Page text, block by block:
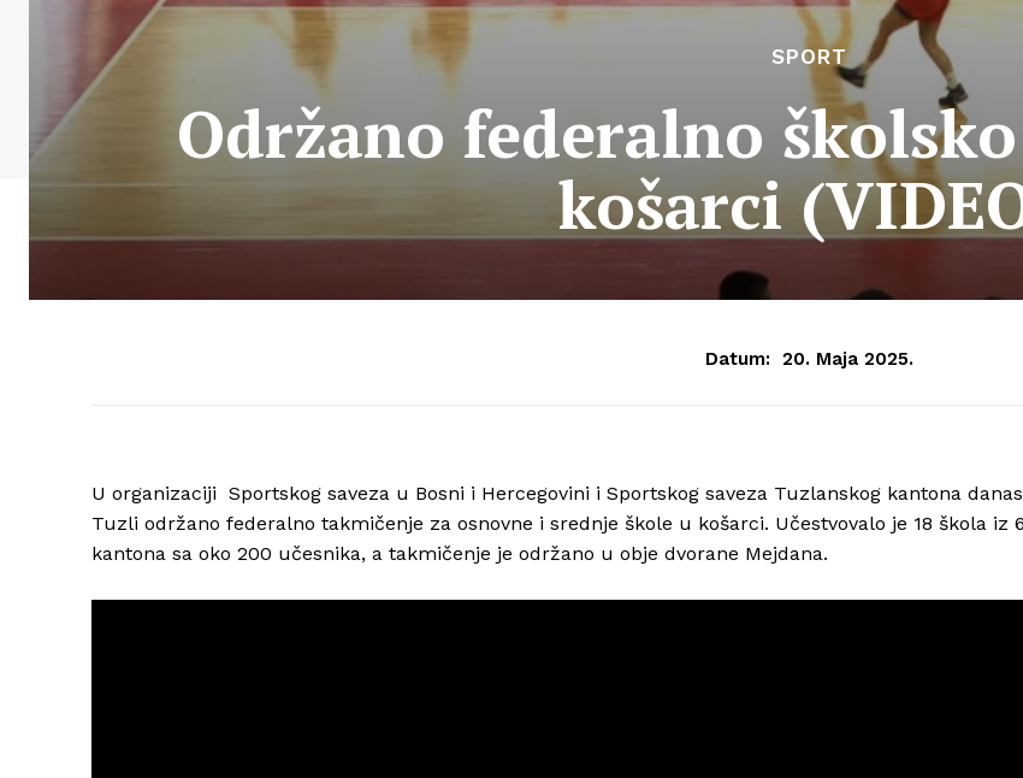
SPORT
Održano federalno
košarci
Datum: 20. Maja 2025.
U organizaciji Sportskog saveza u Bosni i Hercegovini i Sportskog saveza Tuzlanskog kantona
Tuzli održano federalno takmičenje za osnovne i srednje škole u košarci. Učestvovalo je 18 škola iz 6
kantona sa oko 200 učesnika, a takmičenje je održano u obje dvorane Mejdana.